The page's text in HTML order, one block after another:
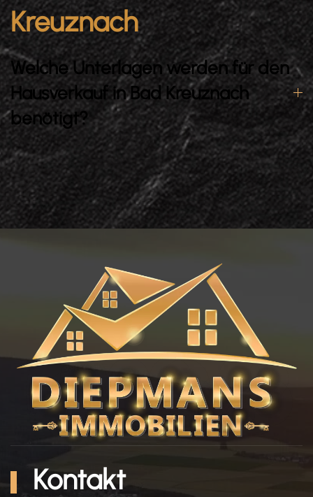
Kreuznach
Welche Unterlagen werden für den
Hausverkauf in Bad Kreuznach
benötigt?
Kontakt